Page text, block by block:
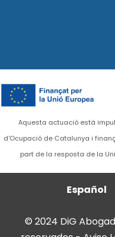
Aquesta actuació està
d'Ocupació de Catalunya i
part de la resposta de la
Español
© 2024 DiG